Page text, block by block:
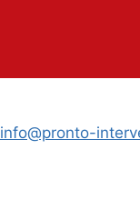
info@pronto-